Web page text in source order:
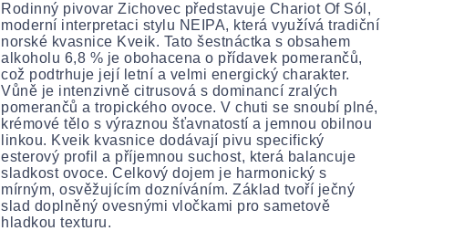
Rodinný pivovar Zichovec představuje Chariot Of Sól,
moderní interpretaci stylu NEIPA, která využívá tradiční
norské kvasnice Kveik. Tato šestnáctka s obsahem
alkoholu 6,8 % je obohacena o přídavek pomerančů,
což podtrhuje její letní a velmi energický charakter.
Vůně je intenzivně citrusová s dominancí zralých
pomerančů a tropického ovoce. V chuti se snoubí plné,
krémové tělo s výraznou šťavnatostí a jemnou obilnou
linkou. Kveik kvasnice dodávají pivu specifický
esterový profil a příjemnou suchost, která balancuje
sladkost ovoce. Celkový dojem je harmonický s
mírným, osvěžujícím dozníváním. Základ tvoří ječný
slad doplněný ovesnými vločkami pro sametově
hladkou texturu.